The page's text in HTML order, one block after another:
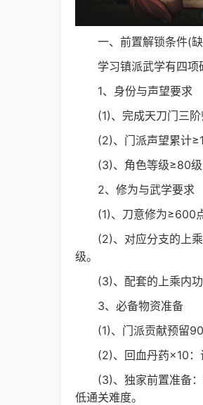
一、前置解锁条件(缺
学习镇派武学有四项硬
1、身份与声望要求
(1)、完成天刀门三阶
(2)、门派声望累计
(3)、角色等级≥80级
2、修为与武学要求
(1)、刀意修为≥600点
(2)、对应分支的上乘
级。
(3)、配套的上乘内功
3、必备物资准备
(1)、门派贡献预留
(2)、回血丹药×10：试
(3)、独家前置准备：
低通关难度。